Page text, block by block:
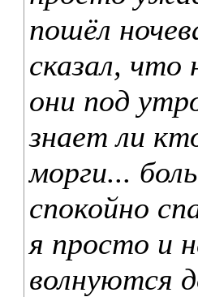
пошёл
сказал, что
они под
знает ли
морги...
спокойно
я просто и
волнуются